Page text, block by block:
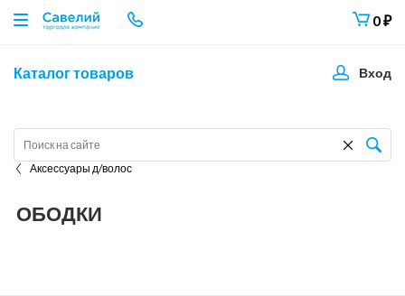
0₽
Каталог товаров Вход
Аксессуары д/волос
ОБОДКИ